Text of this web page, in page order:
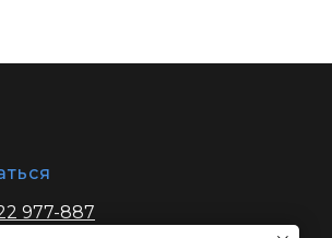
977-887